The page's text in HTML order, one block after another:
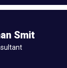
Smit